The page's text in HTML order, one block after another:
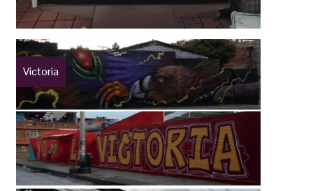
Victoria